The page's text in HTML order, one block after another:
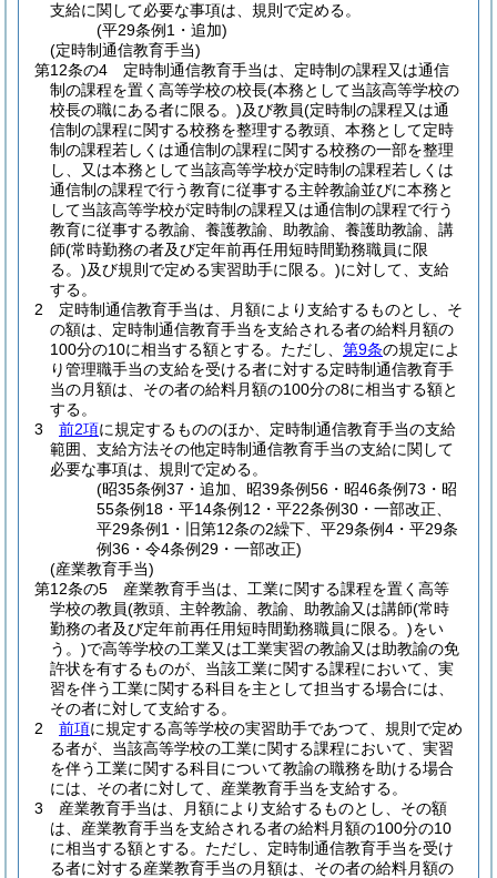
支給に関して必要な事項は、規則で定める。
(平29条例1・追加)
(定時制通信教育手当)
第12条の4
定時制通信教育手当は、定時制の課程又は通信
制の課程を置く高等学校の校長(本務として当該高等学校の
校長の職にある者に限る。)及び教員(定時制の課程又は通
信制の課程に関する校務を整理する教頭、本務として定時
制の課程若しくは通信制の課程に関する校務の一部を整理
し、又は本務として当該高等学校が定時制の課程若しくは
通信制の課程で行う教育に従事する主幹教諭並びに本務と
して当該高等学校が定時制の課程又は通信制の課程で行う
教育に従事する教諭、養護教諭、助教諭、養護助教諭、講
師(常時勤務の者及び定年前再任用短時間勤務職員に限
る。)及び規則で定める実習助手に限る。)に対して、支給
する。
2
定時制通信教育手当は、月額により支給するものとし、そ
の額は、定時制通信教育手当を支給される者の給料月額の
100分の10に相当する額とする。 ただし、 第9条の規定によ
り管理職手当の支給を受ける者に対する定時制通信教育手
当の月額は、その者の給料月額の100分の8に相当する額と
する。
3
前2項に規定するもののほか、定時制通信教育手当の支給
範囲、支給方法その他定時制通信教育手当の支給に関して
必要な事項は、規則で定める。
(昭35条例37・追加、昭39条例56・昭46条例73・昭
55条例18・平14条例12・平22条例30・一部改正、
平29条例1・旧第12条の2繰下、平29条例4・平29条
例36・令4条例29・一部改正)
(産業教育手当)
第12条の5
産業教育手当は、工業に関する課程を置く高等
学校の教員(教頭、主幹教諭、教諭、助教諭又は講師(常時
勤務の者及び定年前再任用短時間勤務職員に限る。)をい
う。)で高等学校の工業又は工業実習の教諭又は助教諭の免
許状を有するものが、当該工業に関する課程において、実
習を伴う工業に関する科目を主として担当する場合には、
その者に対して支給する。
2
前項に規定する高等学校の実習助手であつて、規則で定め
る者が、当該高等学校の工業に関する課程において、実習
を伴う工業に関する科目について教諭の職務を助ける場合
には、その者に対して、産業教育手当を支給する。
3
産業教育手当は、月額により支給するものとし、その額
は、産業教育手当を支給される者の給料月額の100分の10
に相当する額とする。 ただし、定時制通信教育手当を受け
る者に対する産業教育手当の月額は、その者の給料月額の